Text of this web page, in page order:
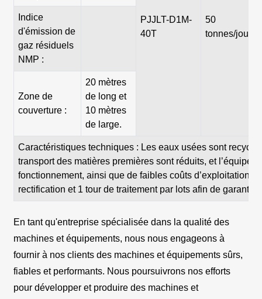
PJJLT-D1M-
40T
50
tonnes/jour
Indice
d'émission de
gaz résiduels
NMP :
Zone de
couverture :
20 mètres
de long et
10 mètres
de large.
Caractéristiques techniques : Les eaux usées sont
transport des matières premières sont réduits, et
fonctionnement, ainsi que de faibles coûts d’exploitation.
rectification et 1 tour de traitement par lots afin de
En tant qu'entreprise spécialisée dans la qualité des
machines et équipements, nous nous engageons à
fournir à nos clients des machines et équipements sûrs,
fiables et performants. Nous poursuivrons nos efforts
pour développer et produire des machines et